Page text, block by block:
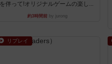
を伴って!オリジナルゲームの楽し...
約3時間前 by jurong
リプレイ